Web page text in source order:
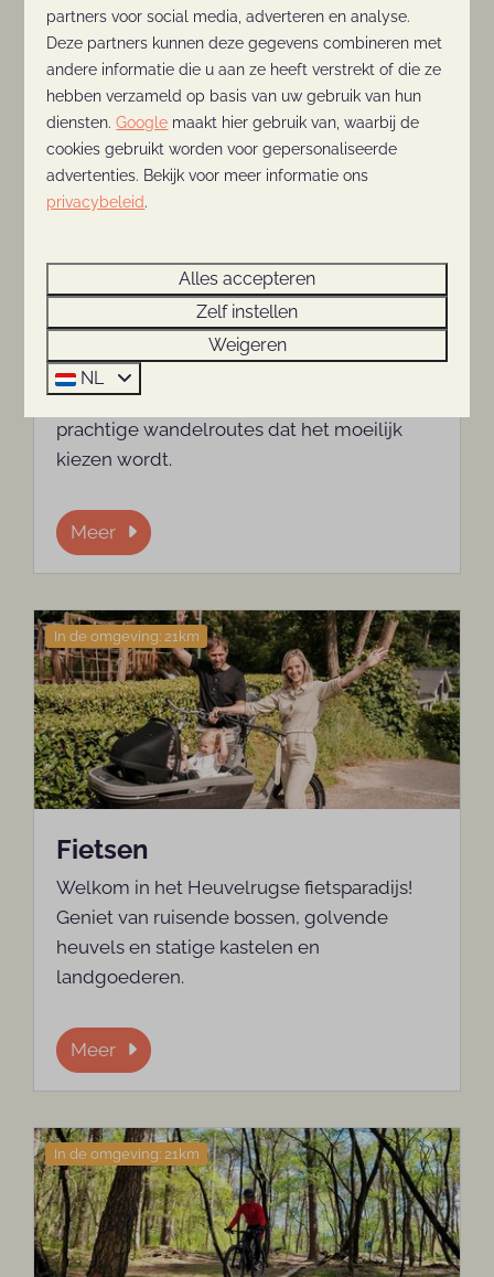
Meer
In de omgeving: 0km
Wandelen
Rondom Rhenen is het heerlijk wandelen!
Vanaf het vakantiepark heb je zoveel
prachtige wandelroutes dat het moeilijk
kiezen wordt.
Meer
In de omgeving: 21km
Fietsen
Welkom in het Heuvelrugse fietsparadijs!
Geniet van ruisende bossen, golvende
heuvels en statige kastelen en
landgoederen.
Meer
In de omgeving: 21km
partners voor social media, adverteren en analyse.
Deze partners kunnen deze gegevens combineren met
andere informatie die u aan ze heeft verstrekt of die ze
hebben verzameld op basis van uw gebruik van hun
diensten.Google maakt hier gebruik van, waarbij de
cookies gebruikt worden voor gepersonaliseerde
advertenties. Bekijk voor meer informatie ons
privacybeleid.
Alles accepteren
Zelf instellen
Weigeren
NL